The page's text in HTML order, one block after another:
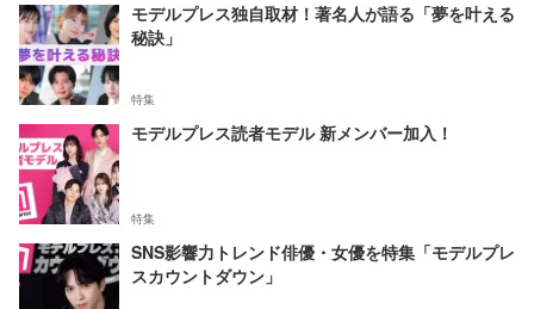
モデルプレス独自取材！著名人が語る「夢を叶える
秘訣」
特集
モデルプレス読者モデル 新メンバー加入！
特集
SNS影響力トレンド俳優・女優を特集「モデルプレ
スカウントダウン」